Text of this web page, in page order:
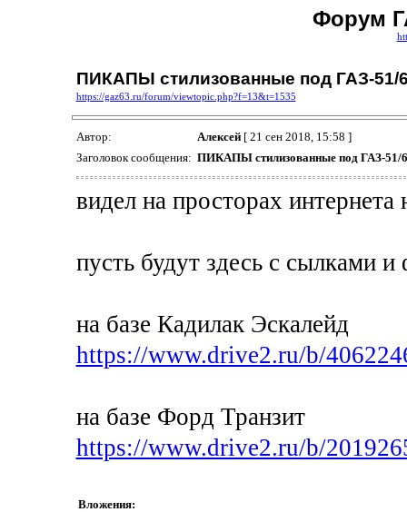
Форум
ПИКАПЫ стилизованные под ГАЗ-51/
https://gaz63.ru/forum/viewtopic.php?f=13&t=1535
Автор: Алексей[ 21 сен 2018, 15:58 ]
Заголовок сообщения: ПИКАПЫ стилизованные под ГАЗ-51/
видел на просторах интернета
пусть будут здесь с сылками и
на базе Кадилак Эскалейд
https://www.drive2.ru/b/
на базе Форд Транзит
https://www.drive2.ru/b/
Вложения: